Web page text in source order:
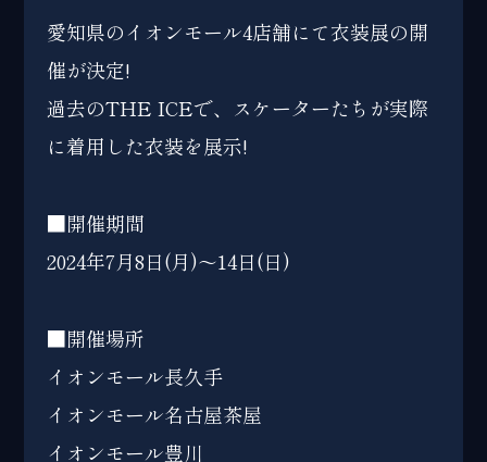
愛知県のイオンモール4店舗にて衣装展の開
催が決定!
過去のTHE ICEで、スケーターたちが実際
に着用した衣装を展示!
■開催期間
2024年7月8日(月)～14日(日)
■開催場所
イオンモール長久手
イオンモール名古屋茶屋
イオンモール豊川